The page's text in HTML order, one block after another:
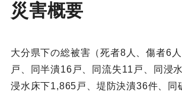
災害概要
大分県下の総被害（死者8人、傷者6
戸、同半潰16戸、同流失11戸、同浸
浸水床下1,865戸、堤防決潰36件、同